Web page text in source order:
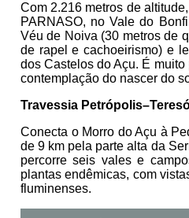
Com 2.216 metros de
PARNASO, no Vale do
Véu de Noiva (30 metros de
de rapel e cachoeirismo) e
dos Castelos do Açu. É
contemplação do nascer do
Travessia
Conecta o Morro do Açu à
de 9 km pela parte alta da
percorre seis vales e
plantas endêmicas, com
fluminenses.